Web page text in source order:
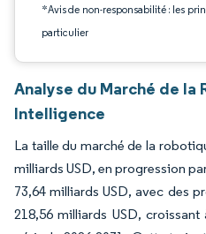
*Avis de non-responsabilité : les
particulier
Analyse du Marché de
Intelligence
La taille du marché de la
milliards USD, en progression
73,64 milliards USD, avec des
218,56 milliards USD,